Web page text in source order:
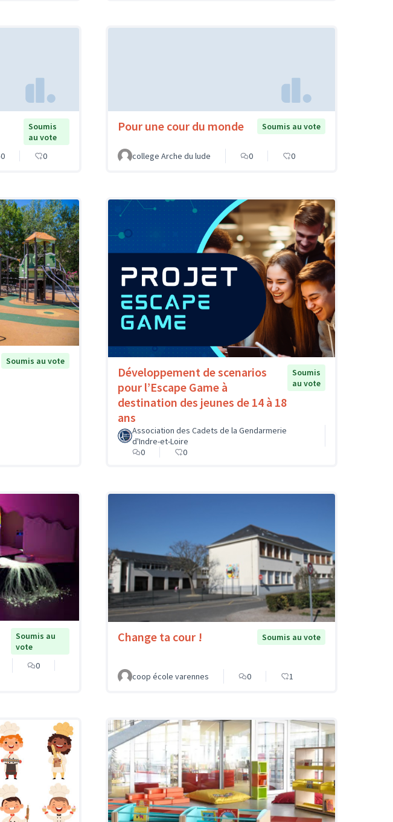
Soumis
au vote
0 0
Pour une cour du monde Soumis au vote
college Arche du lude 0 0
Soumis au vote
Développement de scenarios
pour l’Escape Game à
destination des jeunes de 14 à 18
ans
Soumis
au vote
Association des Cadets de la Gendarmerie
d'Indre-et-Loire
0
0
Soumis au
vote
0
Change ta cour ! Soumis au vote
coop école varennes 0 1